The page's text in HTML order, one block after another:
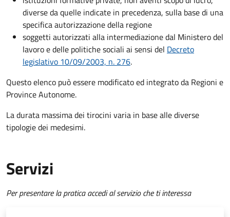
diverse da quelle indicate in precedenza, sulla base di una
specifica autorizzazione della regione
soggetti autorizzati alla intermediazione dal Ministero del
lavoro e delle politiche sociali ai sensi del Decreto
legislativo 10/09/2003, n. 276.
Questo elenco può essere modificato ed integrato da Regioni e
Province Autonome.
La durata massima dei tirocini varia in base alle diverse
tipologie dei medesimi.
Servizi
Per presentare la pratica accedi al servizio che ti interessa